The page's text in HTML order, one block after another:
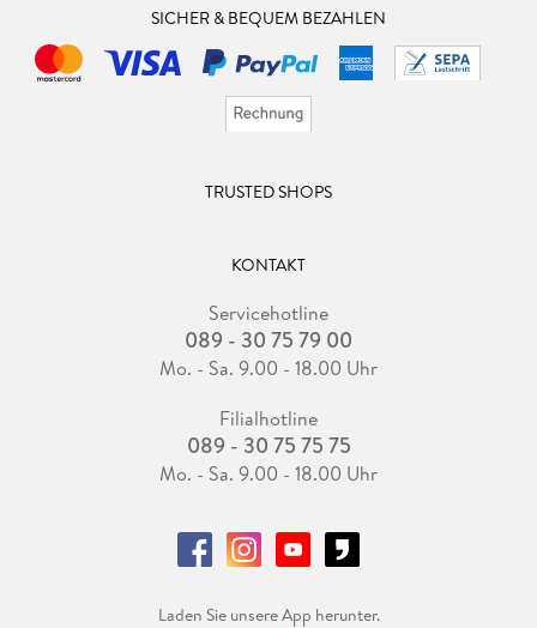
SICHER & BEQUEM BEZAHLEN
TRUSTED SHOPS
KONTAKT
Servicehotline
089 - 30 75 79 00
Mo. - Sa. 9.00 - 18.00 Uhr
Filialhotline
089 - 30 75 75 75
Mo. - Sa. 9.00 - 18.00 Uhr
Laden Sie unsere App herunter.